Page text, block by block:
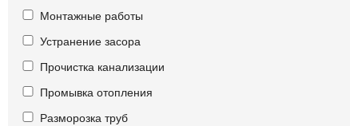
Монтажные работы
Устранение засора
Прочистка канализации
Промывка отопления
Разморозка труб